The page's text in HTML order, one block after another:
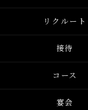
リクルート
接待
コース
宴会